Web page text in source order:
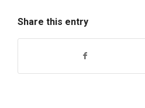
Share this entry